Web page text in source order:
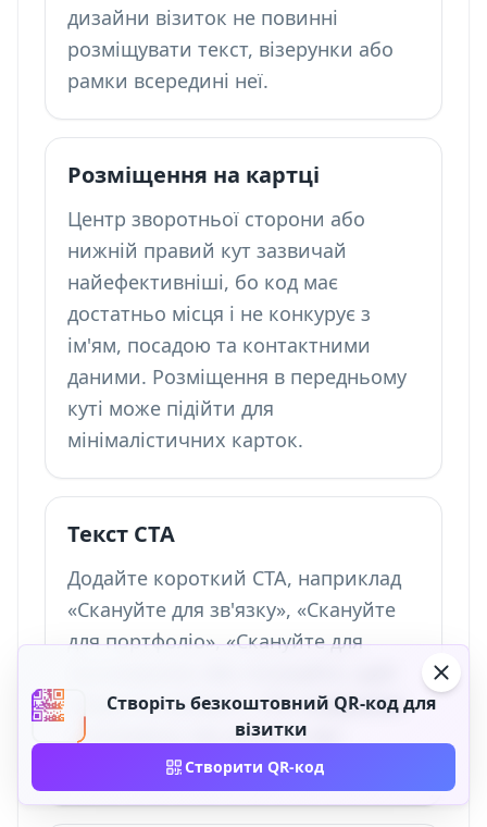
дизайни візиток не повинні
розміщувати текст, візерунки або
рамки всередині неї.
Розміщення на картці
Центр зворотньої сторони або
нижній правий кут зазвичай
найефективніші, бо код має
достатньо місця і не конкурує з
ім'ям, посадою та контактними
даними. Розміщення в передньому
куті може підійти для
мінімалістичних карток.
Текст CTA
Додайте короткий CTA, наприклад
«Скануйте для зв'язку», «Скануйте
для портфоліо», «Скануйте для
зберегти контакт». CTA повідомляє
отримувачу, яку цінність він
отримає від сканування.
Створіть безкоштовний QR-код для
візитки
Створити QR-код